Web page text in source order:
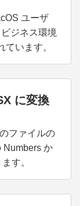
ユーザ
ジネス環境
います。
に変換
ファイルの
Numbers か
す。